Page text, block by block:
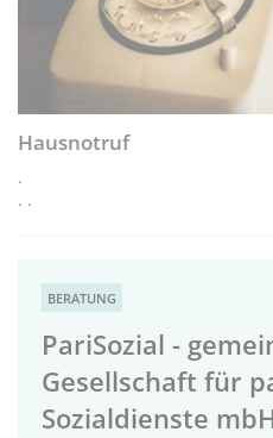
Hausnotruf
.
. .
BERATUNG
PariSozial -
Gesellschaft für
Sozialdienste